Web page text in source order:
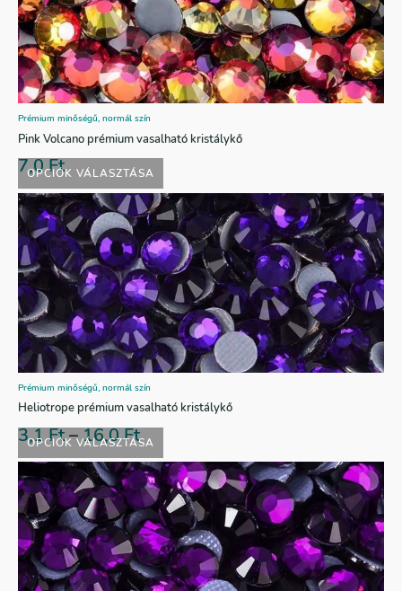
OPCIÓK VÁLASZTÁSA
Prémium minőségű, normál szín
Pink Volcano prémium vasalható kristálykő
7,0Ft
OPCIÓK VÁLASZTÁSA
Prémium minőségű, normál szín
Heliotrope prémium vasalható kristálykő
3,1Ft–16,0Ft